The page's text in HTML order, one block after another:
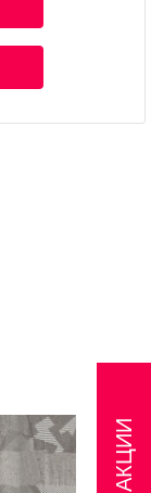
АКЦИИ